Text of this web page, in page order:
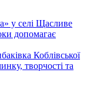
у селі Щасливе
допомагає